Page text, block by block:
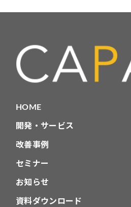
ー
シ
ンHOME
開発・サービス
改善事例
セミナー
お知らせ
資料ダウンロード